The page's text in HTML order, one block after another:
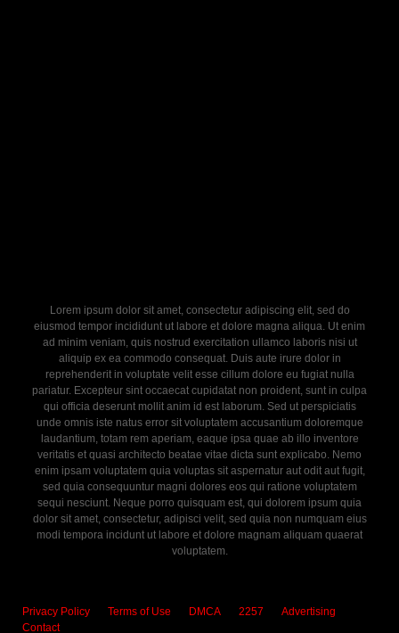
Lorem ipsum dolor sit amet, consectetur adipiscing elit, sed do
eiusmod tempor incididunt ut labore et dolore magna aliqua. Ut enim
ad minim veniam, quis nostrud exercitation ullamco laboris nisi ut
aliquip ex ea commodo consequat. Duis aute irure dolor in
reprehenderit in voluptate velit esse cillum dolore eu fugiat nulla
pariatur. Excepteur sint occaecat cupidatat non proident, sunt in culpa
qui officia deserunt mollit anim id est laborum. Sed ut perspiciatis
unde omnis iste natus error sit voluptatem accusantium doloremque
laudantium, totam rem aperiam, eaque ipsa quae ab illo inventore
veritatis et quasi architecto beatae vitae dicta sunt explicabo. Nemo
enim ipsam voluptatem quia voluptas sit aspernatur aut odit aut fugit,
sed quia consequuntur magni dolores eos qui ratione voluptatem
sequi nesciunt. Neque porro quisquam est, qui dolorem ipsum quia
dolor sit amet, consectetur, adipisci velit, sed quia non numquam eius
modi tempora incidunt ut labore et dolore magnam aliquam quaerat
voluptatem.
Privacy Policy Terms of Use DMCA 2257
Advertising
Contact